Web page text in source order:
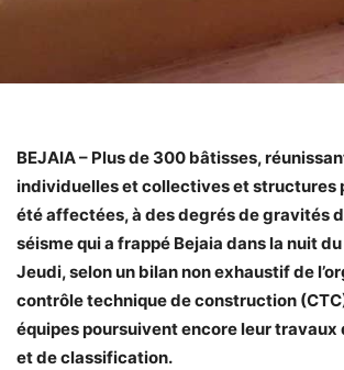
BEJAIA – Plus de 300 bâtisses,
individuelles et collectives et structures
été affectées, à des degrés de gravités
séisme qui a frappé Bejaia dans la nuit
Jeudi, selon un bilan non exhaustif de
contrôle technique de construction
équipes poursuivent encore leur travaux
et de classification.